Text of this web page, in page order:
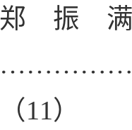
郑振
（11）